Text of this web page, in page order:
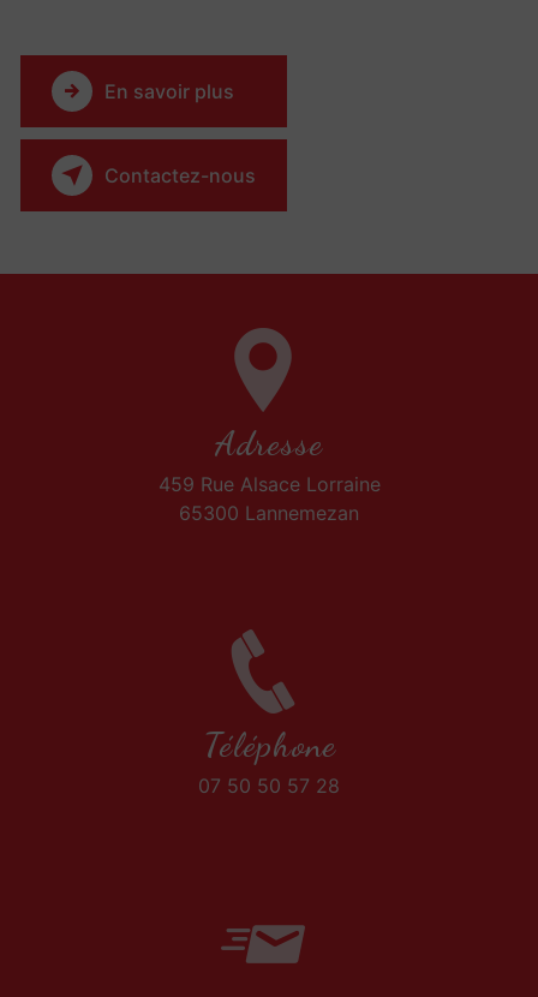
En savoir plus
Contactez-nous
Adresse
459 Rue Alsace Lorraine
65300 Lannemezan
Téléphone
07 50 50 57 28